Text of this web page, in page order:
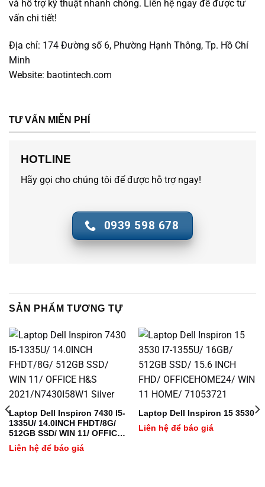
và hỗ trợ kỹ thuật nhanh chóng. Liên hệ ngay để được tư
vấn chi tiết!
Địa chỉ: 174 Đường số 6, Phường Hạnh Thông, Tp. Hồ Chí
Minh
Website: baotintech.com
TƯ VẤN MIỄN PHÍ
HOTLINE
Hãy gọi cho chúng tôi để được hỗ trợ ngay!
0939 598 678
SẢN PHẨM TƯƠNG TỰ
Laptop Dell Inspiron 7430 I5-
1335U/ 14.0INCH FHDT/8G/
512GB SSD/ WIN 11/ OFFICE
H&S 2021/N7430I58W1 Silver
Liên hệ để báo giá
Laptop Dell Inspiron 15 3530
Liên hệ để báo giá